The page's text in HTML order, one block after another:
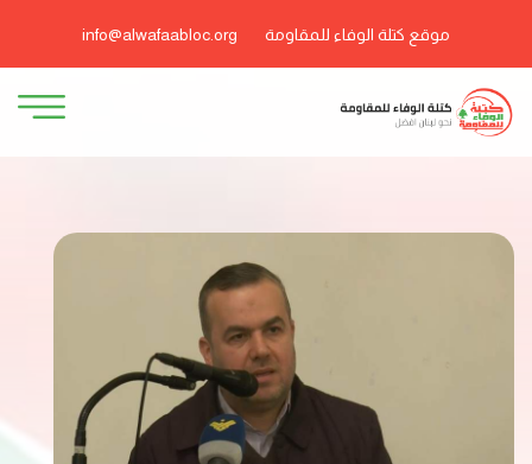
موقع كتلة الوفاء للمقاومة info@alwafaabloc.org